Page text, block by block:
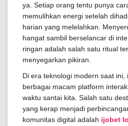
ya. Setiap orang tentu punya
memulihkan energi setelah
harian yang melelahkan.
hangat sambil berselancar di
ringan adalah salah satu ritual
menyegarkan pikiran.
Di era teknologi modern saat ini,
berbagai macam platform
waktu santai kita. Salah satu
yang kerap menjadi
komunitas digital adalah ijobet